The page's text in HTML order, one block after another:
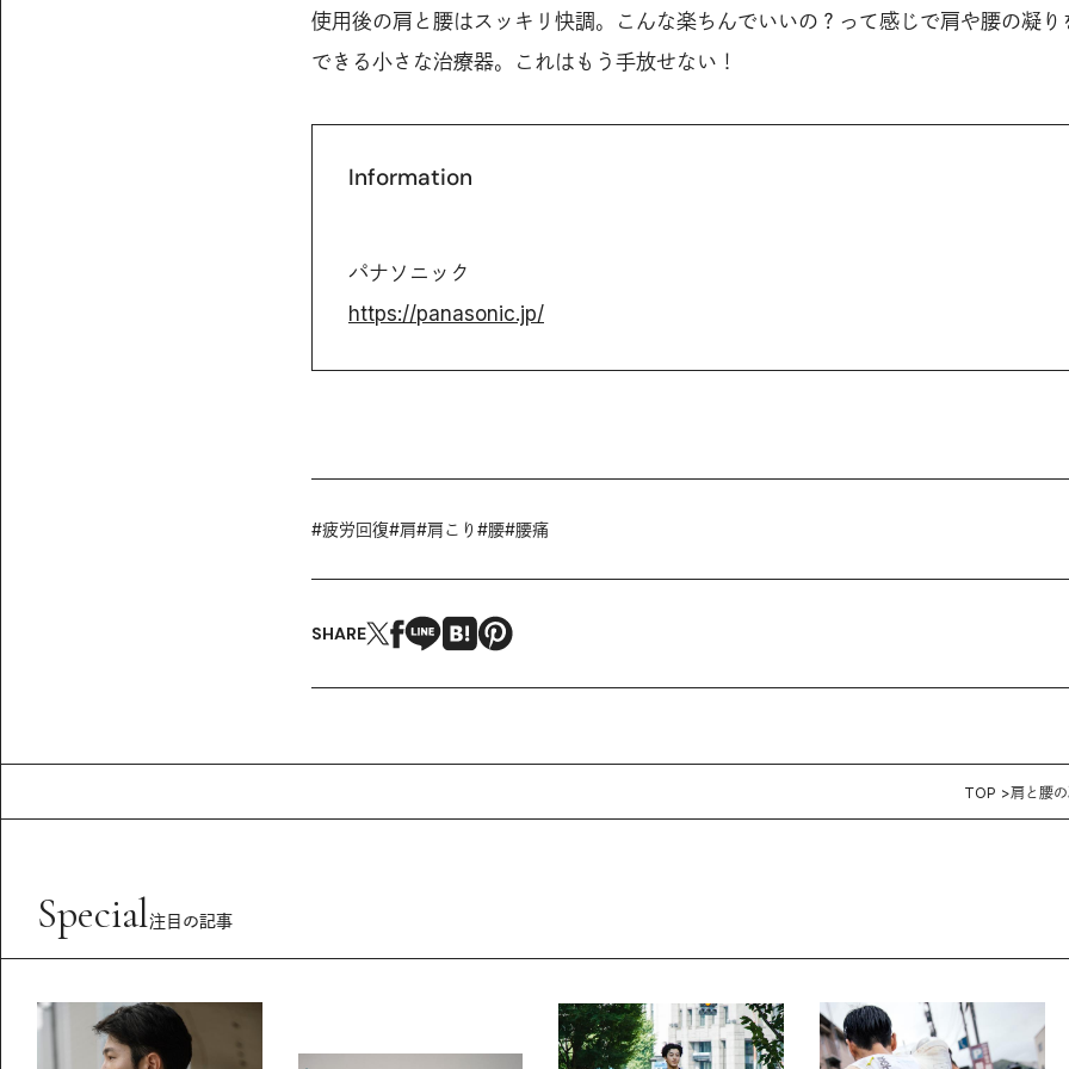
使用後の肩と腰はスッキリ快調。こんな楽ちんでいいの？って感じで肩や腰の凝り
できる小さな治療器。これはもう手放せない！
Information
パナソニック
https://panasonic.jp/
#疲労回復#肩#肩こり #腰#腰痛
SHARE
TOP 肩と腰
Special注目の記事